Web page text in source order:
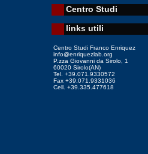
Centro Studi
links utili
Centro Studi Franco Enriquez
info@enriquezlab.org
P.zza Giovanni da Sirolo, 1
60020 Sirolo(AN)
Tel. +39.071.9330572
Fax +39.071.9331036
Cell. +39.335.477618